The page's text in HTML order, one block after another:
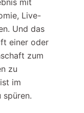
mit
Live-
Und das
einer oder
zum
zu
im
spüren.